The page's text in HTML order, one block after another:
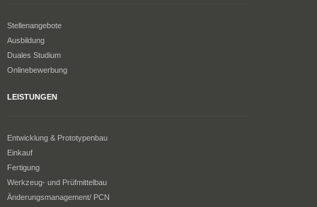
Stellenangebote
Ausbildung
Duales Studium
Onlinebewerbung
LEISTUNGEN
Entwicklung & Prototypenbau
Einkauf
Fertigung
Werkzeug- und Prüfmittelbau
Änderungsmanagement/ PCN